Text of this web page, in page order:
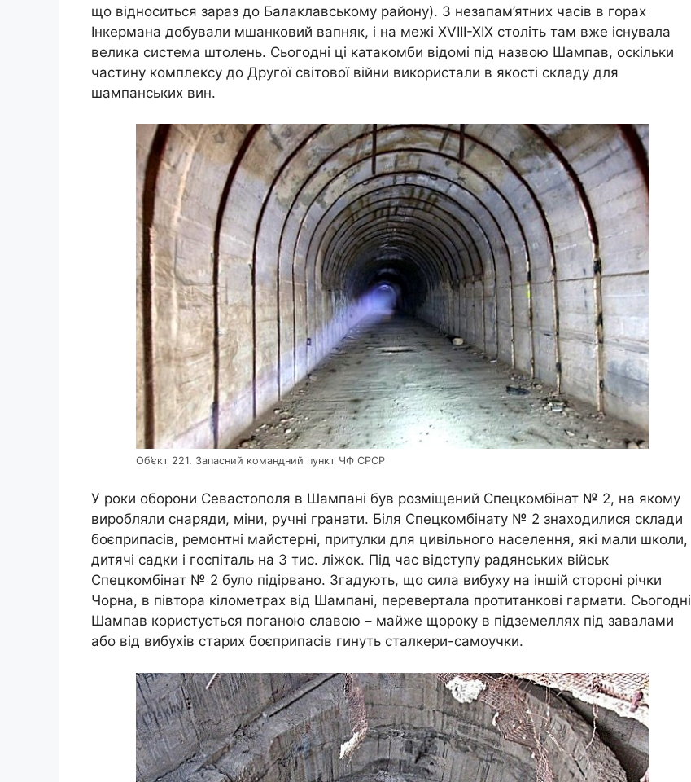
що відноситься зараз до Балаклавському району). З незапам’ятних часів в горах
Інкермана добували мшанковий вапняк, і на межі XVIII-XIX століть там вже існувала
велика система штолень. Сьогодні ці катакомби відомі під назвою Шампав, оскільки
частину комплексу до Другої світової війни використали в якості складу для
шампанських вин.
Об’єкт 221. Запасний командний пункт ЧФ СРСР
У роки оборони Севастополя в Шампані був розміщений Спецкомбінат № 2, на якому
виробляли снаряди, міни, ручні гранати. Біля Спецкомбінату № 2 знаходилися склади
боєприпасів, ремонтні майстерні, притулки для цивільного населення, які мали школи,
дитячі садки і госпіталь на 3 тис. ліжок. Під час відступу радянських військ
Спецкомбінат № 2 було підірвано. Згадують, що сила вибуху на іншій стороні річки
Чорна, в півтора кілометрах від Шампані, перевертала протитанкові гармати. Сьогодні
Шампав користується поганою славою – майже щороку в підземеллях під завалами
або від вибухів старих боєприпасів гинуть сталкери-самоучки.